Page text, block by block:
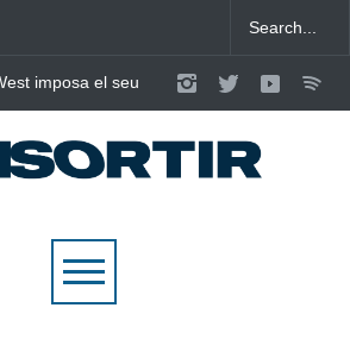
el seu
Poggioli i Meri Prata ens
eleven al cel amb ‘ENTRE
NOSALTRES’